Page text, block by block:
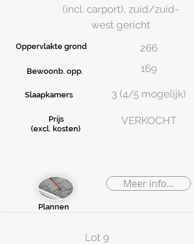
(incl. carport), zuid/zuid-
west gericht
266
Oppervlakte grond
Bewoonb. opp.
3 (4/5 mogelijk)
Slaapkamers
Prijs
(excl. kosten)
169
VERKOCHT
Plannen
Meer info...
Lot 9